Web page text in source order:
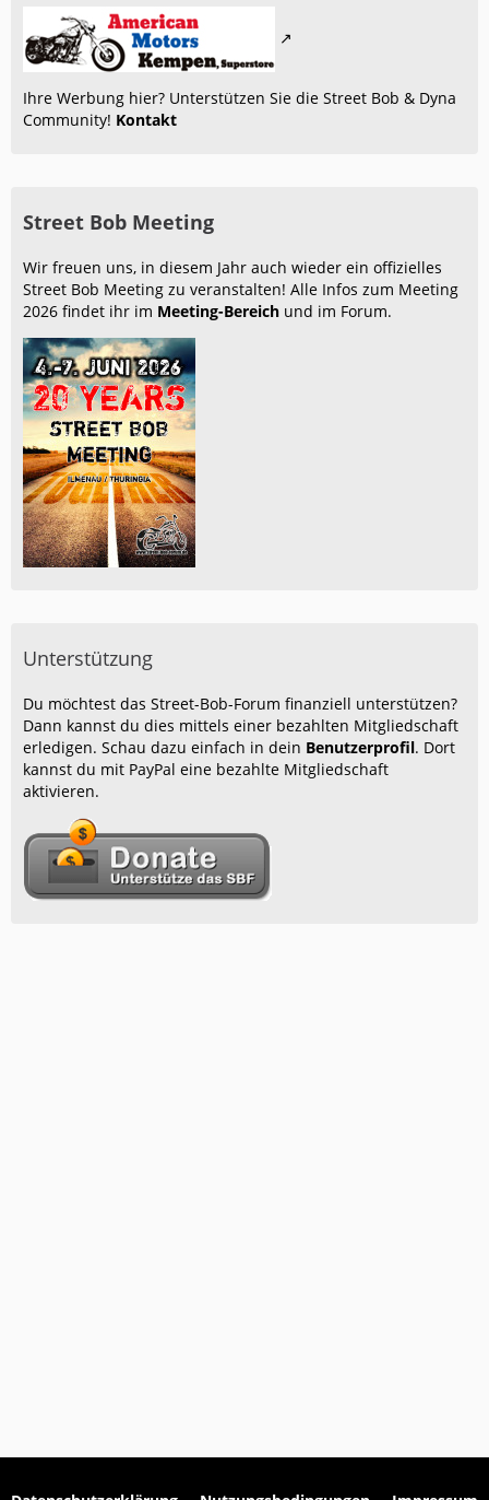
Ihre Werbung hier? Unterstützen Sie die Street Bob & Dyna
Community! Kontakt
Street Bob Meeting
Wir freuen uns, in diesem Jahr auch wieder ein offizielles
Street Bob Meeting zu veranstalten! Alle Infos zum Meeting
2026 findet ihr im Meeting-Bereich und im Forum.
Unterstützung
Du möchtest das Street-Bob-Forum finanziell unterstützen?
Dann kannst du dies mittels einer bezahlten Mitgliedschaft
erledigen. Schau dazu einfach in dein Benutzerprofil. Dort
kannst du mit PayPal eine bezahlte Mitgliedschaft
aktivieren.